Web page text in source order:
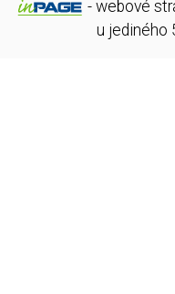
- webové
u jediného